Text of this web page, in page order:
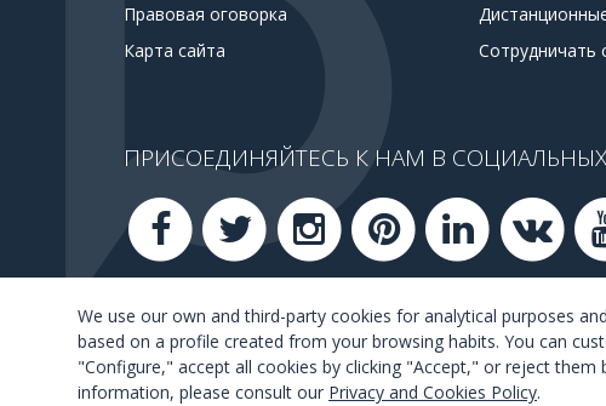
Правовая оговорка
Карта сайта
Сотрудничать
ПРИСОЕДИНЯЙТЕСЬ К НАМ В СОЦИАЛЬНЫХ
We use our own and third-party cookies for analytical purposes
based on a profile created from your browsing habits. You can
"Configure," accept all cookies by clicking "Accept," or reject them
information, please consult our Privacy and Cookies Policy.